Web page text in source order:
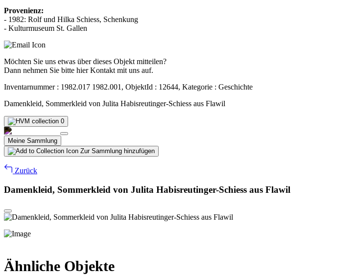
Provenienz:
- 1982: Rolf und Hilka Schiess, Schenkung
- Kulturmuseum St. Gallen
Möchten Sie uns etwas über dieses Objekt mitteilen?
Dann nehmen Sie bitte hier Kontakt mit uns auf.
Inventarnummer : 1982.017 1982.001, ObjektId : 12644, Kategorie : Geschichte
Damenkleid, Sommerkleid von Julita Habisreutinger-Schiess aus Flawil
0
Meine Sammlung
Zur Sammlung hinzufügen
Zurück
Damenkleid, Sommerkleid von Julita Habisreutinger-Schiess aus Flawil
Ähnliche Objekte